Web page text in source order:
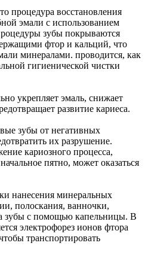
процедура восстановления
эмали с использованием
зубы покрываются
фтор и кальций, что
минералами. проводится, как
гигиенической чистки
укрепляет эмаль, снижает
развитие кариеса.
зубы от негативных
их разрушение.
кариозного процесса,
пятно, может оказаться
нанесения минеральных
полоскания, ванночки,
зубы с помощью капельницы. В
электрофорез ионов фтора
транспортировать